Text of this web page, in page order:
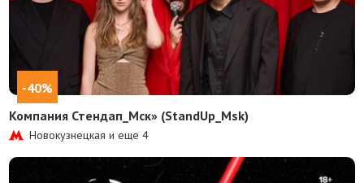
-40%
Компания Стендап_Мск» (StandUp_Msk)
Новокузнецкая и еще4